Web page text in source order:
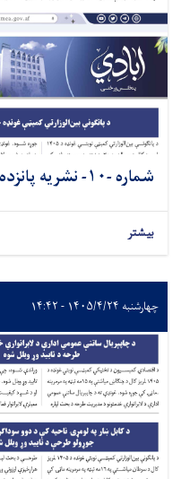
شماره -۱۰- نشريه پانزده روزه الکترونیکی
بیشتر
چهارشنبه ۱۴۰۵/۴/۲۴ - ۱۴:۴۲